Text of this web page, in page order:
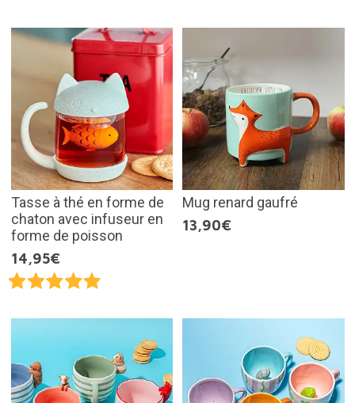
Tasse à thé en forme de
chaton avec infuseur en
forme de poisson
14,95€
Mug renard gaufré
13,90€